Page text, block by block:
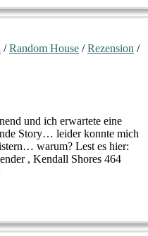
/Random House /Rezension /
und ich erwartete eine
Story… leider konnte mich
warum? Lest es hier:
, Kendall Shores 464